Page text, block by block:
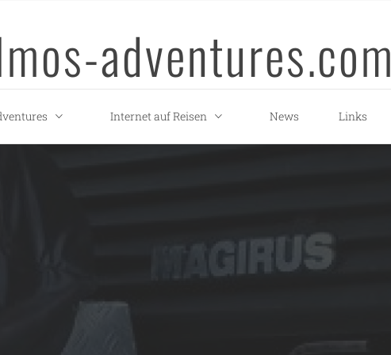
adventures.com
Internet auf Reisen News Links